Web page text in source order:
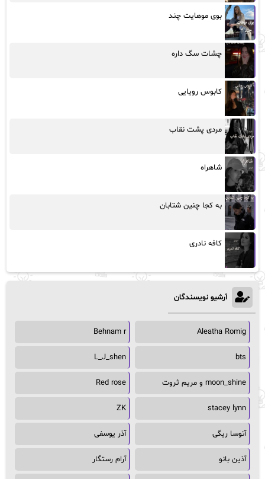
بوی موهایت چند
چشات سگ داره
کابوس رویایی
مردی پشت نقاب
شاهراه
به کجا چنین شتابان
کافه نادری
آرشیو نویسندگان
Aleatha Romig
Behnam r
bts
L_J_shen
moon_shine و مریم ثروت Red rose
stacey lynn
ZK
آتوسا ریگی آذر یوسفی
آذین بانو آرام رستگار